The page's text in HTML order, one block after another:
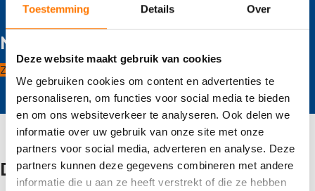
Toestemming Details Over
Deze website maakt gebruik van cookies
We gebruiken cookies om content en advertenties te
personaliseren, om functies voor social media te bieden
en om ons websiteverkeer te analyseren. Ook delen we
informatie over uw gebruik van onze site met onze
partners voor social media, adverteren en analyse. Deze
partners kunnen deze gegevens combineren met andere
informatie die u aan ze heeft verstrekt of die ze hebben
Maak direct een zakelijk account aan
Zakelijk account aamaken
Deze bedrijven gingen u voor